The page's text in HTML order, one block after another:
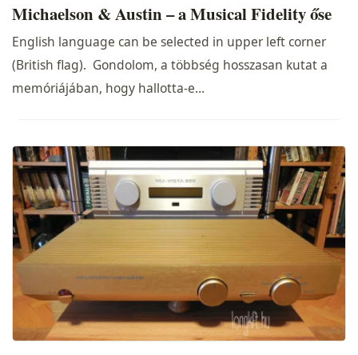
Michaelson & Austin – a Musical Fidelity őse
English language can be selected in upper left corner
(British flag). Gondolom, a többség hosszasan kutat a
memóriájában, hogy hallotta-e…